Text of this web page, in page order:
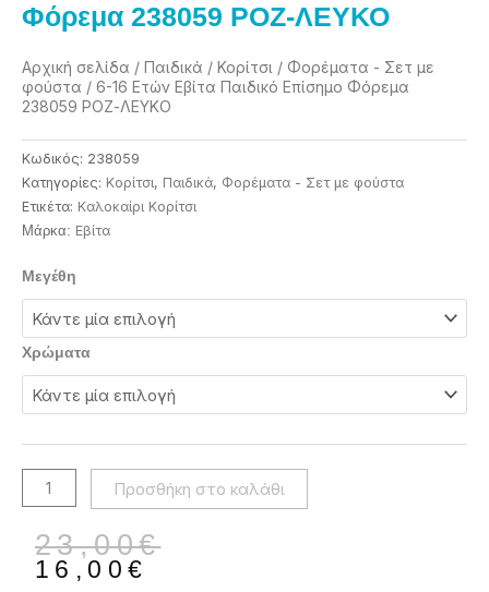
Φόρεμα 238059 ΡΟΖ-ΛΕΥΚΟ
Αρχική σελίδα / Παιδικά / Κορίτσι / Φορέματα - Σετ με
φούστα / 6-16 Ετών Εβίτα Παιδικό Επίσημο Φόρεμα
238059 ΡΟΖ-ΛΕΥΚΟ
Κωδικός: 238059
Κατηγορίες: Κορίτσι, Παιδικά, Φορέματα - Σετ με φούστα
Ετικέτα: Καλοκαίρι Κορίτσι
Μάρκα: Eβίτα
Μεγέθη
Χρώματα
6-
16
Ετών
Εβίτα
Επίσημο
Φόρεμα
238059
ΡΟΖ-
ΛΕΥΚΟ
ποσότητα
Προσθήκη στο καλάθι
23,00€
Original
price
16,00 €
Η
τρέχουσα